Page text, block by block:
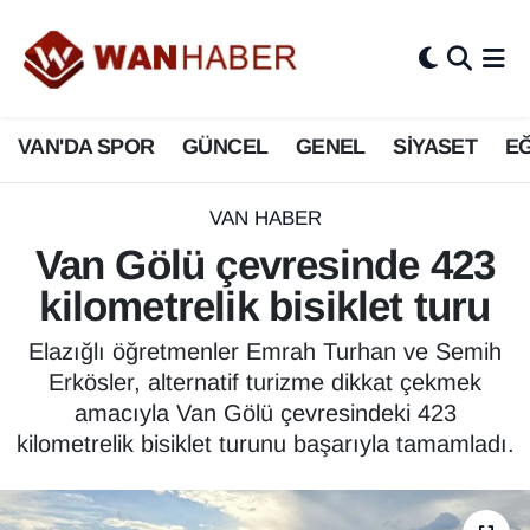
VAN'DA SPOR GÜNCEL GENEL SİYASET
VAN HABER
Van Gölü çevresinde 423
kilometrelik bisiklet turu
Elazığlı öğretmenler Emrah Turhan ve Semih
Erkösler, alternatif turizme dikkat çekmek
amacıyla Van Gölü çevresindeki 423
kilometrelik bisiklet turunu başarıyla tamamladı.
3.SAYFA
ASAYİŞ
BİLİM VE TEKNOLOJİ
Biyografi
ÇEVRE
Deprem
Dernekler, Odalar
Van Nöbetçi Eczaneler
Van Hava Durumu
Van Namaz Vakitleri
Van Trafik Yoğunluk Haritası
Tüm Manşetler
Son Dakika Haberleri
Haber Arşivi